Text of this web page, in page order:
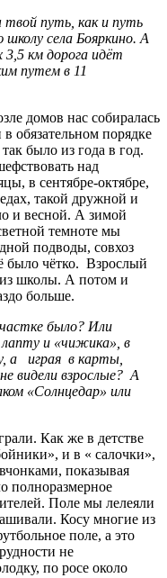
твой путь, как и путь
села Бояркино. А
3,5 км дорога идёт
путем в 11
домов нас собиралась
обязательном порядке
было из года в год.
над
в сентябре-октябре,
такой дружной и
и весной. А зимой
темноте мы
подводы, совхоз
было чётко. Взрослый
школы. А потом и
больше.
было? Или
лапту и «чижика», в
а играя в карты,
видели взрослые? А
«Солнцедар» или
Как же в детстве
и в « салочки»,
показывая
полноразмерное
Поле мы лелеяли
Косу многие из
поле, а это
не
по росе около